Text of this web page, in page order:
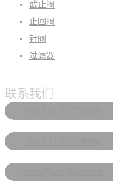
截止阀
止回阀
针阀
过滤器
联系我们